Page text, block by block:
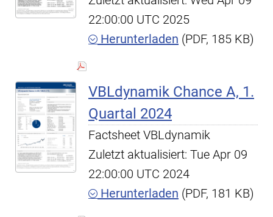
22:00:00 UTC 2025
Herunterladen (PDF, 185 KB)
VBLdynamik Chance A, 1.
Quartal 2024
Factsheet VBLdynamik
Zuletzt aktualisiert: Tue Apr 09
22:00:00 UTC 2024
Herunterladen (PDF, 181 KB)